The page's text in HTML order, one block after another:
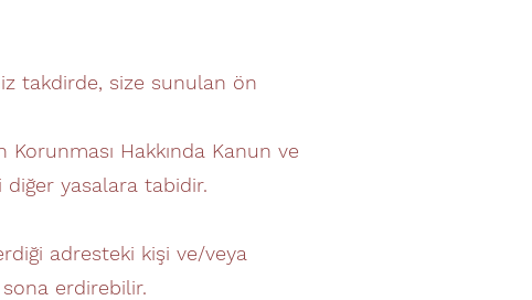
takdirde, size sunulan ön
Korunması Hakkında Kanun ve
diğer yasalara tabidir.
adresteki kişi ve/veya
erdirebilir.